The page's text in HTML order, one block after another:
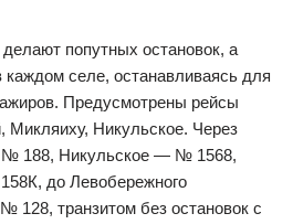
попутных остановок, а
каждом селе, останавливаясь для
Предусмотрены рейсы
Микляиху, Никульское. Через
№ 188, Никульское — № 1568,
до Левобережного
128, транзитом без остановок с